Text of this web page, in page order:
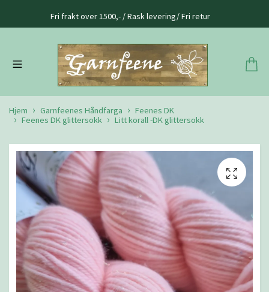
Fri frakt over 1500,- / Rask levering/ Fri retur
Hjem Garnfeenes Håndfarga
Feenes DK
Feenes DK glittersokk
Litt korall -DK glittersokk